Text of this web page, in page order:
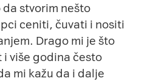
stvorim nešto
ceniti, čuvati i nositi
Drago mi je što
i više godina često
mi kažu da i dalje